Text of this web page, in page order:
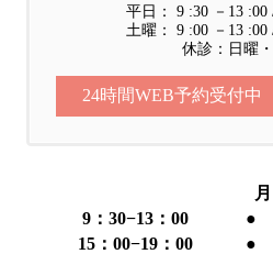
平日： 9 :30 －13 :00
土曜： 9 :00 －13 :00
休診：日曜
24時間WEB予約受付中
月
9：30−13：00
●
15：00−19：00
●